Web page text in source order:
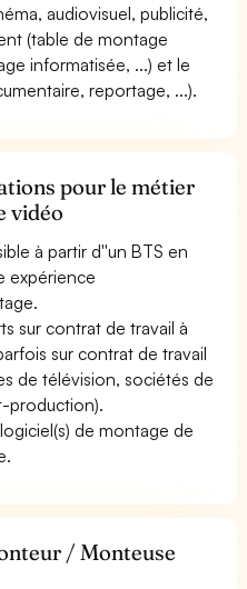
audiovisuel, publicité,
(table de montage
informatisée, ...) et le
reportage, ...).
pour le métier
vidéo
à partir d''un BTS en
expérience
sur contrat de travail à
sur contrat de travail
de télévision, sociétés de
production).
de montage de
/ Monteuse